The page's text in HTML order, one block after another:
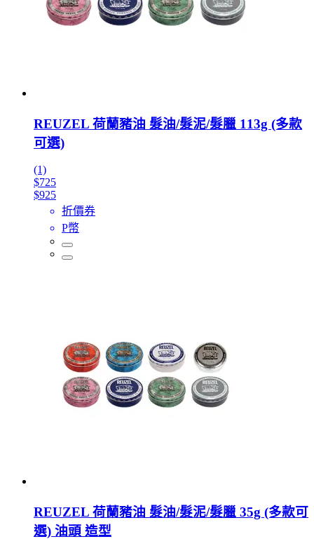
REUZEL 荷蘭豬油 髮油/髮泥/髮臘 113g (多款
可選)
(1)
$725
$925
折價券
P幣
REUZEL 荷蘭豬油 髮油/髮泥/髮臘 35g (多款可
選) 油頭 造型